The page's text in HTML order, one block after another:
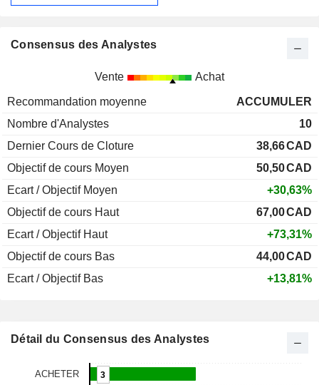
Consensus des Analystes
Vente Achat
Recommandation moyenne
ACCUMULER
Nombre d'Analystes
10
Dernier Cours de Cloture
38,66CAD
Objectif de cours Moyen
50,50CAD
Ecart / Objectif Moyen
+30,63%
Objectif de cours Haut
67,00CAD
Ecart / Objectif Haut
+73,31%
Objectif de cours Bas
44,00CAD
Ecart / Objectif Bas
+13,81%
Détail du Consensus des Analystes